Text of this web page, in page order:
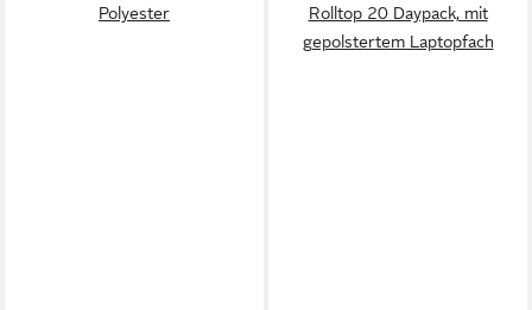
Polyester
Rolltop 20 Daypack, mit
gepolstertem Laptopfach